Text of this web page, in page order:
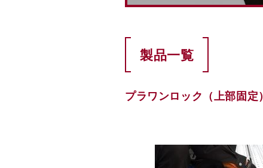
製品一覧
プラワンロック（上部固定）